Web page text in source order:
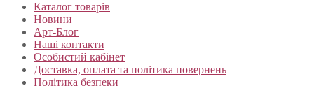
Каталог товарів
Новини
Арт-Блог
Наші контакти
Особистий кабінет
Доставка, оплата та політика повернень
Політика безпеки